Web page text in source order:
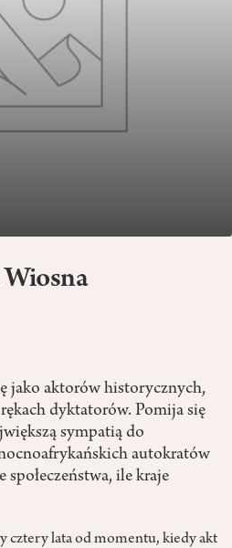
jako aktorów historycznych,
dyktatorów. Pomija się
sympatią do
autokratów
społeczeństwa, ile kraje
cztery lata od momentu, kiedy akt